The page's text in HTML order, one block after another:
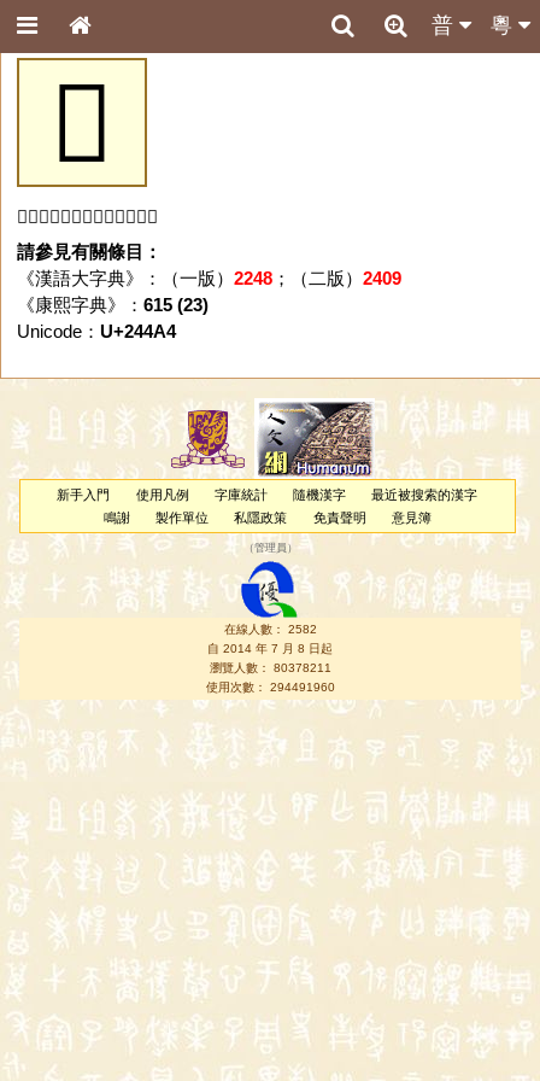
粵
普
𤒤
「𤒤」字未收錄於本資料庫。
請參見有關條目：
《漢語大字典》：（一版） 2248；（二版） 2409
《康熙字典》： 615 (23)
Unicode： U+244A4
新手入門 使用凡例 字庫統計 隨機漢字
最近被搜索的漢字
鳴謝
製作單位 私隱政策 免責聲明 意見簿
（管理員 ）
在線人數： 2582
自 2014 年 7 月 8 日起
瀏覽人數： 80378211
使用次數： 294491960